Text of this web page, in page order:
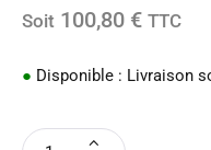
Soit 100,80 € TTC
● Disponible : Livraison